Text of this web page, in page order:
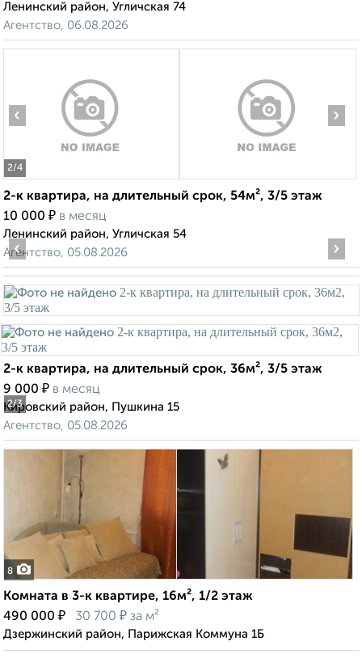
Ленинский район, Угличская 74
Агентство, 06.08.2026
2/4
‹ ›
2-к квартира, на длительный срок, 54м², 3/5 этаж
10 000 ₽ в месяц
Ленинский район, Угличская 54
Агентство, 05.08.2026
2/3
‹ ›
2-к квартира, на длительный срок, 36м², 3/5 этаж
9 000 ₽ в месяц
Кировский район, Пушкина 15
Агентство, 05.08.2026
8
Комната в 3-к квартире, 16м², 1/2 этаж
490 000 ₽ 30 700 ₽ за м²
Дзержинский район, Парижская Коммуна 1Б